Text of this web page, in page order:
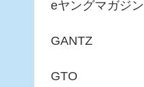
eヤングマガジン
GANTZ
GTO